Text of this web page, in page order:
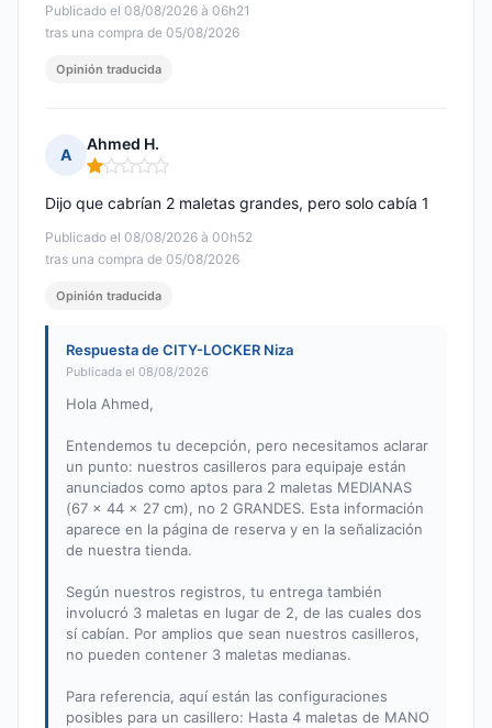
Publicado el 08/08/2026 à 06h21
tras una compra de 05/08/2026
Opinión traducida
A
Ahmed H.
Nota: 1 de 5
Publicado el 08/08/2026 à 00h52
tras una compra de 05/08/2026
Dijo que cabrían 2 maletas grandes, pero solo cabía 1
Opinión traducida
Respuesta de CITY-LOCKER Niza
Publicada el 08/08/2026
Hola Ahmed,
Entendemos tu decepción, pero necesitamos aclarar
un punto: nuestros casilleros para equipaje están
anunciados como aptos para 2 maletas MEDIANAS
(67 x 44 x 27 cm), no 2 GRANDES. Esta información
aparece en la página de reserva y en la señalización
de nuestra tienda.
Según nuestros registros, tu entrega también
involucró 3 maletas en lugar de 2, de las cuales dos
sí cabían. Por amplios que sean nuestros casilleros,
no pueden contener 3 maletas medianas.
Para referencia, aquí están las configuraciones
posibles para un casillero: Hasta 4 maletas de MANO